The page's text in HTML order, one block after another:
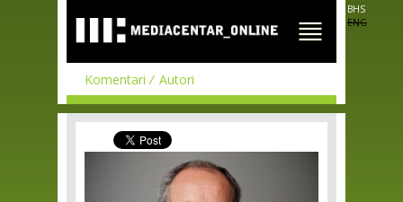
main
content
BHS
ENG
Komentari Autori